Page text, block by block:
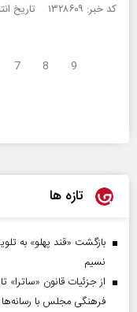
کد خبر: ۱۳۲۸۶۰۹ تاریخ انتشار : ۱۴۰۰/۰۵/۰۵
7 8
9
تازه ها
بازگشت «قند پهلو» به
نسیم
از جزئیات قانون
فرهنگی مجلس با رسانه‌ها